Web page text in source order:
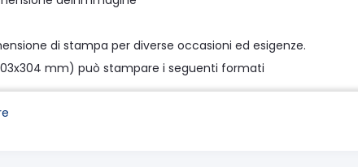
di stampa per diverse occasioni ed esigenze.
mm) può stampare i seguenti formati
(203x127 mm), 8x6 "(203x152 mm), 8x8" (203x203 mm),